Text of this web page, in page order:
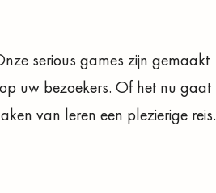
serious games zijn gemaakt
uw bezoekers. Of het nu gaat
van leren een plezierige reis.